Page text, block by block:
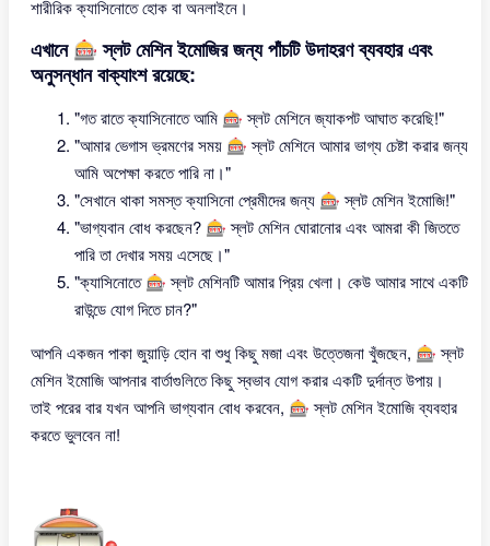
শারীরিক ক্যাসিনোতে হোক বা অনলাইনে।
এখানে 🎰 স্লট মেশিন ইমোজির জন্য পাঁচটি উদাহরণ ব্যবহার এবং
অনুসন্ধান বাক্যাংশ রয়েছে:
"গত রাতে ক্যাসিনোতে আমি 🎰 স্লট মেশিনে জ্যাকপট আঘাত করেছি!"
"আমার ভেগাস ভ্রমণের সময় 🎰 স্লট মেশিনে আমার ভাগ্য চেষ্টা করার জন্য
আমি অপেক্ষা করতে পারি না।"
"সেখানে থাকা সমস্ত ক্যাসিনো প্রেমীদের জন্য 🎰 স্লট মেশিন ইমোজি!"
"ভাগ্যবান বোধ করছেন? 🎰 স্লট মেশিন ঘোরানোর এবং আমরা কী জিততে
পারি তা দেখার সময় এসেছে।"
"ক্যাসিনোতে 🎰 স্লট মেশিনটি আমার প্রিয় খেলা। কেউ আমার সাথে একটি
রাউন্ডে যোগ দিতে চান?"
আপনি একজন পাকা জুয়াড়ি হোন বা শুধু কিছু মজা এবং উত্তেজনা খুঁজছেন, 🎰 স্লট
মেশিন ইমোজি আপনার বার্তাগুলিতে কিছু স্বভাব যোগ করার একটি দুর্দান্ত উপায়।
তাই পরের বার যখন আপনি ভাগ্যবান বোধ করবেন, 🎰 স্লট মেশিন ইমোজি ব্যবহার
করতে ভুলবেন না!